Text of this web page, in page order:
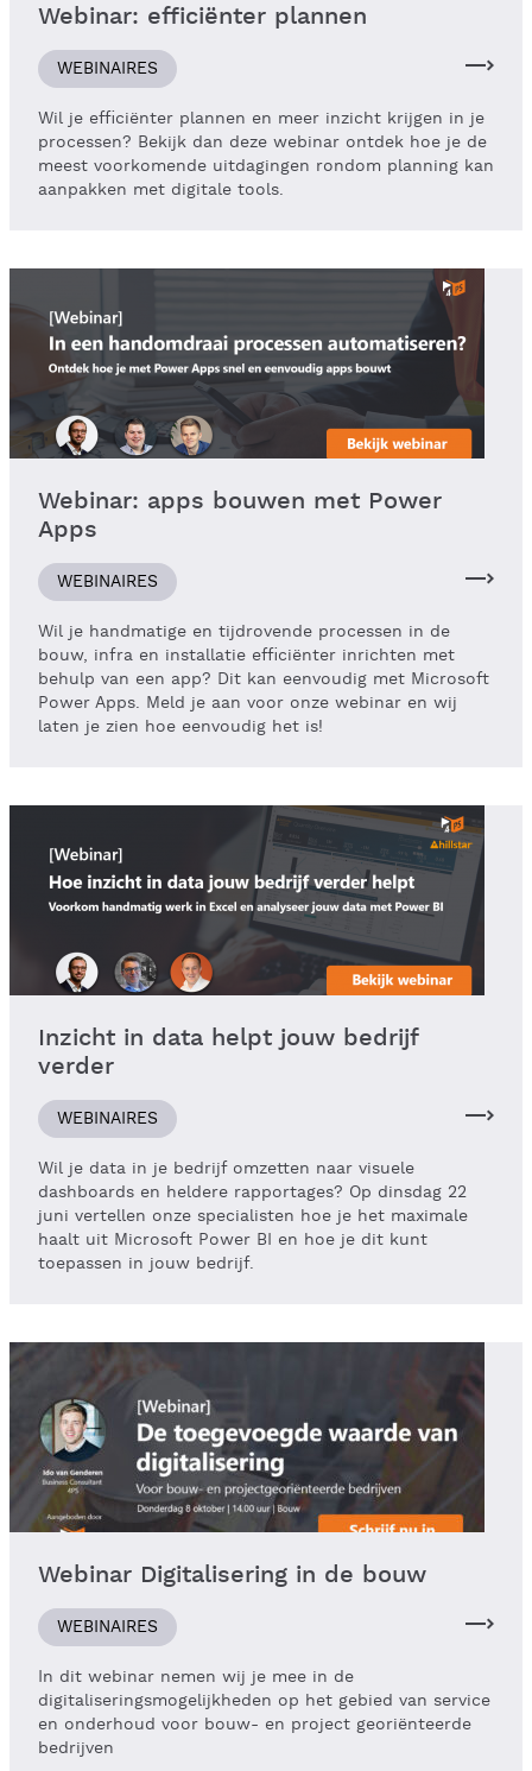
Webinar: efficiënter plannen
WEBINAIRES
Wil je efficiënter plannen en meer inzicht krijgen in je
processen? Bekijk dan deze webinar ontdek hoe je de
meest voorkomende uitdagingen rondom planning kan
aanpakken met digitale tools.
Webinar: apps bouwen met Power
Apps
WEBINAIRES
Wil je handmatige en tijdrovende processen in de
bouw, infra en installatie efficiënter inrichten met
behulp van een app? Dit kan eenvoudig met Microsoft
Power Apps. Meld je aan voor onze webinar en wij
laten je zien hoe eenvoudig het is!
Inzicht in data helpt jouw bedrijf
verder
WEBINAIRES
Wil je data in je bedrijf omzetten naar visuele
dashboards en heldere rapportages? Op dinsdag 22
juni vertellen onze specialisten hoe je het maximale
haalt uit Microsoft Power BI en hoe je dit kunt
toepassen in jouw bedrijf.
Webinar Digitalisering in de bouw
WEBINAIRES
In dit webinar nemen wij je mee in de
digitaliseringsmogelijkheden op het gebied van service
en onderhoud voor bouw- en project georiënteerde
bedrijven